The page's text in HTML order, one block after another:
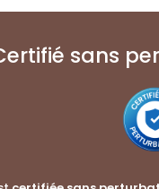
sans